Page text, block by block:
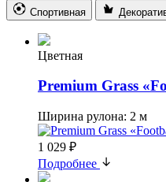
Спортивная
Цветная
Premium Grass
Ширина рулона: 2 м
1 029 ₽
Подробнее